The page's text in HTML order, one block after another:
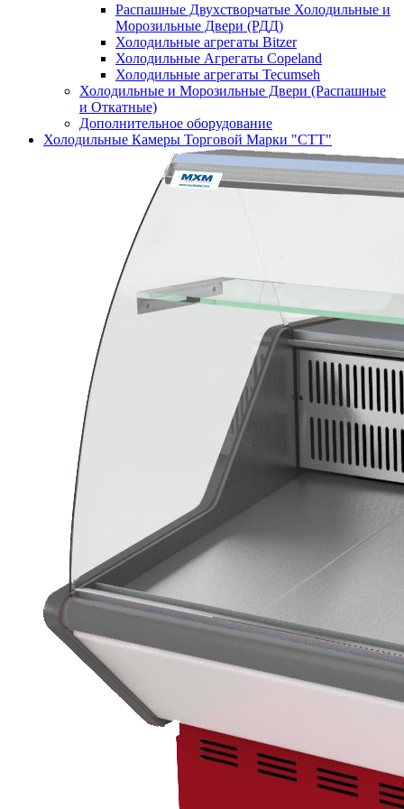
Распашные Двухстворчатые Холодильные и
Морозильные Двери (РДД)
Холодильные агрегаты Bitzer
Холодильные Агрегаты Copeland
Холодильные агрегаты Tecumseh
Холодильные и Морозильные Двери (Распашные
и Откатные)
Дополнительное оборудование
Холодильные Камеры Торговой Марки "СТТ"